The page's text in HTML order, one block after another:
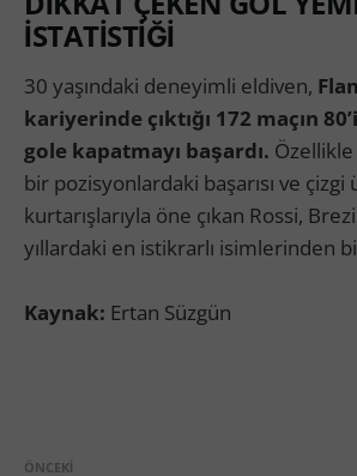
İSTATİSTİĞİ
30 yaşındaki deneyimli eldiven,
kariyerinde çıktığı 172 maçın
gole kapatmayı başardı.
bir pozisyonlardaki başarısı ve
kurtarışlarıyla öne çıkan Rossi,
yıllardaki en istikrarlı isimlerinden
Kaynak: Ertan Süzgün
ÖNCEKI